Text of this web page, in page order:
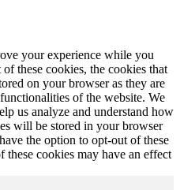
your experience while you
these cookies, the cookies that
on your browser as they are
of the website. We
us analyze and understand how
will be stored in your browser
the option to opt-out of these
cookies may have an effect